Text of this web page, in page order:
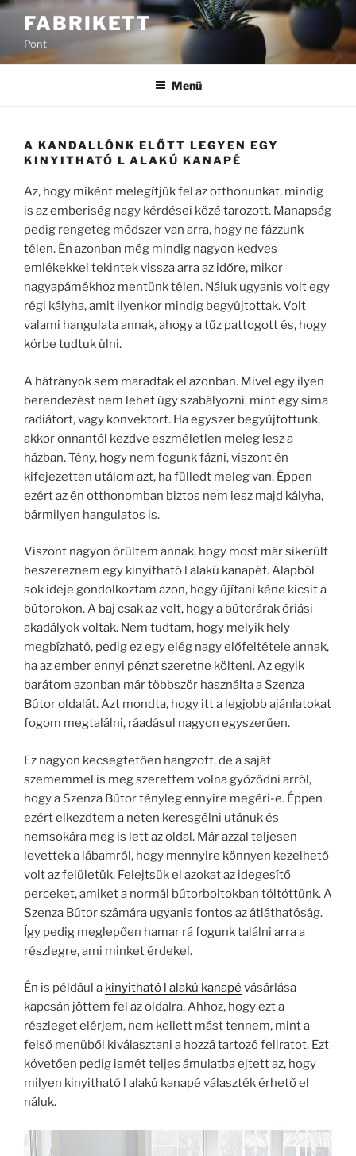
Tartalomhoz
FABRIKETT
Pont
Menü
A KANDALLÓNK ELŐTT LEGYEN EGY
KINYITHATÓ L ALAKÚ KANAPÉ
Az, hogy miként melegítjük fel az otthonunkat, mindig
is az emberiség nagy kérdései közé tarozott. Manapság
pedig rengeteg módszer van arra, hogy ne fázzunk
télen. Én azonban még mindig nagyon kedves
emlékekkel tekintek vissza arra az időre, mikor
nagyapámékhoz mentünk télen. Náluk ugyanis volt egy
régi kályha, amit ilyenkor mindig begyújtottak. Volt
valami hangulata annak, ahogy a tűz pattogott és, hogy
körbe tudtuk ülni.
A hátrányok sem maradtak el azonban. Mivel egy ilyen
berendezést nem lehet úgy szabályozni, mint egy sima
radiátort, vagy konvektort. Ha egyszer begyújtottunk,
akkor onnantól kezdve eszméletlen meleg lesz a
házban. Tény, hogy nem fogunk fázni, viszont én
kifejezetten utálom azt, ha fülledt meleg van. Éppen
ezért az én otthonomban biztos nem lesz majd kályha,
bármilyen hangulatos is.
Viszont nagyon örültem annak, hogy most már sikerült
beszereznem egy kinyitható l alakú kanapét. Alapból
sok ideje gondolkoztam azon, hogy újítani kéne kicsit a
bútorokon. A baj csak az volt, hogy a bútorárak óriási
akadályok voltak. Nem tudtam, hogy melyik hely
megbízható, pedig ez egy elég nagy előfeltétele annak,
ha az ember ennyi pénzt szeretne költeni. Az egyik
barátom azonban már többször használta a Szenza
Bútor oldalát. Azt mondta, hogy itt a legjobb ajánlatokat
fogom megtalálni, ráadásul nagyon egyszerűen.
Ez nagyon kecsegtetően hangzott, de a saját
szememmel is meg szerettem volna győződni arról,
hogy a Szenza Bútor tényleg ennyire megéri-e. Éppen
ezért elkezdtem a neten keresgélni utánuk és
nemsokára meg is lett az oldal. Már azzal teljesen
levettek a lábamról, hogy mennyire könnyen kezelhető
volt az felületük. Felejtsük el azokat az idegesítő
perceket, amiket a normál bútorboltokban töltöttünk. A
Szenza Bútor számára ugyanis fontos az átláthatóság.
Így pedig meglepően hamar rá fogunk találni arra a
részlegre, ami minket érdekel.
Én is például a kinyitható l alakú kanapé vásárlása
kapcsán jöttem fel az oldalra. Ahhoz, hogy ezt a
részleget elérjem, nem kellett mást tennem, mint a
felső menüből kiválasztani a hozzá tartozó feliratot. Ezt
követően pedig ismét teljes ámulatba ejtett az, hogy
milyen kinyitható l alakú kanapé választék érhető el
náluk.